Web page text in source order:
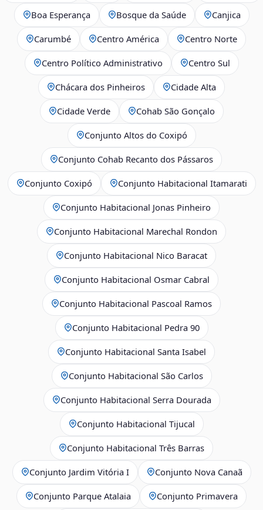
Boa Esperança Bosque da Saúde Canjica
Carumbé Centro América Centro Norte
Centro Político Administrativo Centro Sul
Chácara dos Pinheiros Cidade Alta
Cidade Verde Cohab São Gonçalo
Conjunto Altos do Coxipó
Conjunto Cohab Recanto dos Pássaros
Conjunto Coxipó Conjunto Habitacional Itamarati
Conjunto Habitacional Jonas Pinheiro
Conjunto Habitacional Marechal Rondon
Conjunto Habitacional Nico Baracat
Conjunto Habitacional Osmar Cabral
Conjunto Habitacional Pascoal Ramos
Conjunto Habitacional Pedra 90
Conjunto Habitacional Santa Isabel
Conjunto Habitacional São Carlos
Conjunto Habitacional Serra Dourada
Conjunto Habitacional Tijucal
Conjunto Habitacional Três Barras
Conjunto Jardim Vitória I Conjunto Nova Canaã
Conjunto Parque Atalaia Conjunto Primavera